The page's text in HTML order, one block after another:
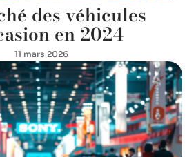
des véhicules
en 2024
11 mars 2026